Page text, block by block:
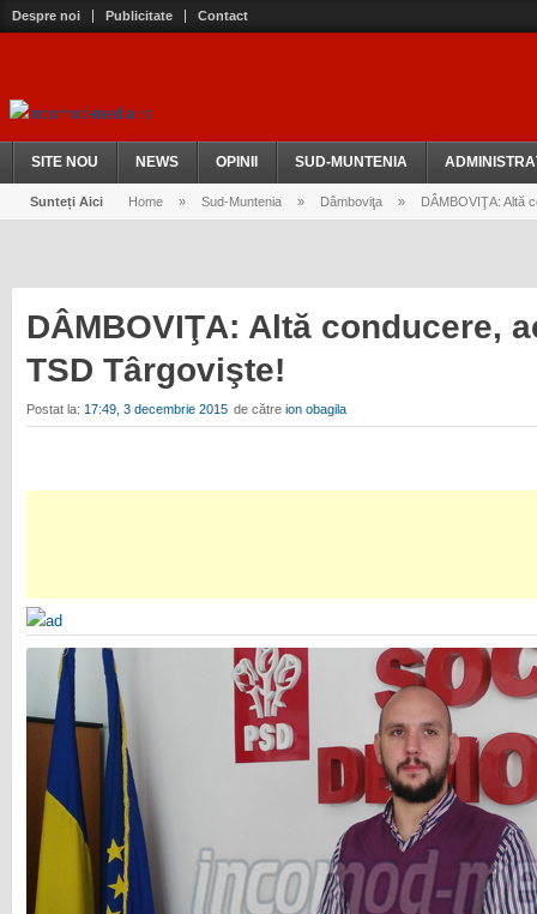
Despre noi Publicitate Contact
SITE NOU NEWS OPINII SUD-MUNTENIA
Sunteți Aici Home » Sud-Muntenia » Dâmboviţa » DÂMBOVIŢA: Altă
DÂMBOVIŢA: Altă conducere,
TSD Târgovişte!
Postat la: 17:49, 3 decembrie 2015 de către ion obagila